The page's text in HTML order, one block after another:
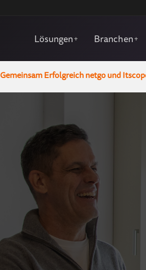
Lösungen+ Branchen+
Gemeinsam Erfolgreich netgo und